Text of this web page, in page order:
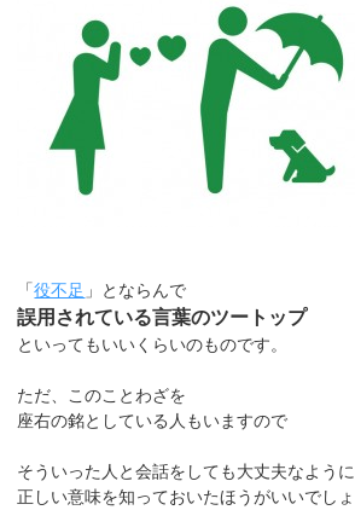
「役不足 」とならんで
誤用されている言葉のツートップ
といってもいいくらいのものです。
ただ、このことわざを
座右の銘としている人もいますので
そういった人と会話をしても大丈夫なように
正しい意味を知っておいたほうがいいでしょ